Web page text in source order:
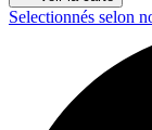
Selectionnés selon